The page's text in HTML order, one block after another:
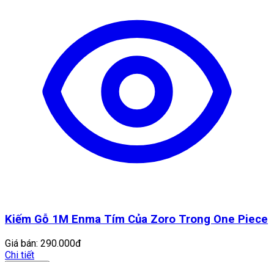
Kiếm Gỗ 1M Enma Tím Của Zoro Trong One Piece
Giá bán: 290.000đ
Chi tiết